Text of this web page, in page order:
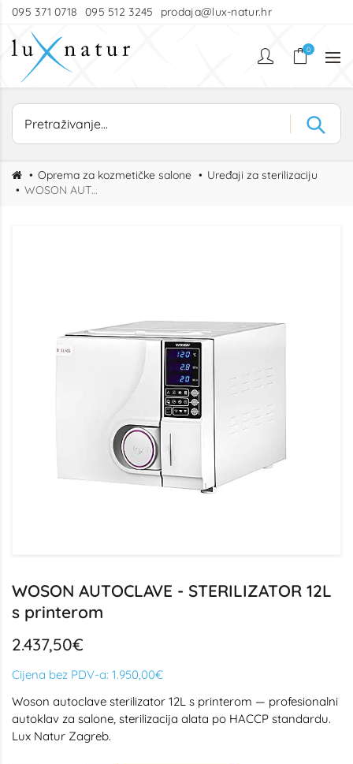
095 371 0718 095 512 3245 prodaja@lux-natur.hr
0
Oprema za kozmetičke salone
Uređaji za sterilizaciju
WOSON AUTOCLAVE - STERILIZATOR 12L s printerom
WOSON AUTOCLAVE - STERILIZATOR 12L
s printerom
2.437,50€
Cijena bez PDV-a: 1.950,00€
Woson autoclave sterilizator 12L s printerom — profesionalni
autoklav za salone, sterilizacija alata po HACCP standardu.
Lux Natur Zagreb.